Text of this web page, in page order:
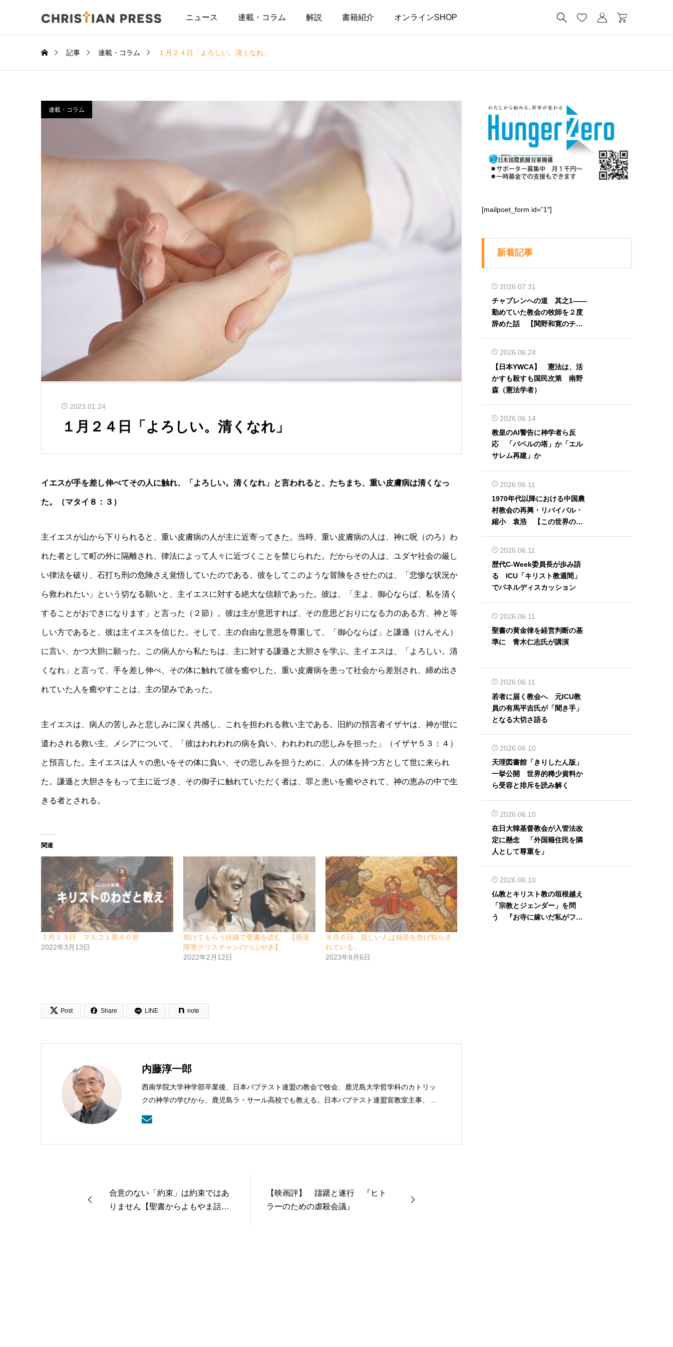
ニュース 連載・コラム 解説 書籍紹介 オンラインSHOP    
記事 連載・コラム １月２４日「よろしい。清くなれ」
連載・コラム
2023.01.24
１月２４日「よろしい。清くなれ」
イエスが手を差し伸べてその人に触れ、「よろしい。清くなれ」と言われると、たちまち、重い皮膚病は清くなっ
た。（マタイ８：３）
主イエスが山から下りられると、重い皮膚病の人が主に近寄ってきた。当時、重い皮膚病の人は、神に呪（のろ）わ
れた者として町の外に隔離され、律法によって人々に近づくことを禁じられた。だからその人は、ユダヤ社会の厳し
い律法を破り、石打ち刑の危険さえ覚悟していたのである。彼をしてこのような冒険をさせたのは、「悲惨な状況か
ら救われたい」という切なる願いと、主イエスに対する絶大な信頼であった。彼は、「主よ、御心ならば、私を清く
することがおできになります」と言った（２節）。彼は主が意思すれば、その意思どおりになる力のある方、神と等
しい方であると、彼は主イエスを信じた。そして、主の自由な意思を尊重して、「御心ならば」と謙遜（けんそん）
に言い、かつ大胆に願った。この病人から私たちは、主に対する謙遜と大胆さを学ぶ。主イエスは、「よろしい。清
くなれ」と言って、手を差し伸べ、その体に触れて彼を癒やした。重い皮膚病を患って社会から差別され、締め出さ
れていた人を癒やすことは、主の望みであった。
主イエスは、病人の苦しみと悲しみに深く共感し、これを担われる救い主である。旧約の預言者イザヤは、神が世に
遣わされる救い主、メシアについて、「彼はわれわれの病を負い、われわれの悲しみを担った」（イザヤ５３：４）
と預言した。主イエスは人々の患いをその体に負い、その悲しみを担うために、人の体を持つ方として世に来られ
た。謙遜と大胆さをもって主に近づき、その御子に触れていただく者は、罪と患いを癒やされて、神の恵みの中で生
きる者とされる。
関連
３月１３日 マルコ１章４０節
2022年3月13日
助けてもらう目線で聖書を読む 【発達
障害クリスチャンのつぶやき】
2022年2月12日
８月６日「貧しい人は福音を告げ知らさ
れている」
2023年8月6日
 Post  Share LINE note
内藤淳一郎
西南学院大学神学部卒業後、日本バプテスト連盟の教会で牧会、鹿児島大学哲学科のカトリッ
クの神学の学びから、鹿児島ラ・サール高校でも教える。日本バプテスト連盟宣教室主事、日
本バプテスト連盟常務理事を８年間務める。
合意のない「約束」は約束ではあ
りません【聖書からよもやま話３
【映画評】 躊躇と遂行 『ヒト
ラーのための虐殺会議』
[mailpoet_form id=”1″]
新着記事
2026.07.31
チャプレンへの道 其之1――
勤めていた教会の牧師を２度
辞めた話 【関野和寛のチャ
2026.06.24
【日本YWCA】 憲法は、活
かすも殺すも国民次第 南野
森（憲法学者）
2026.06.14
教皇のAI警告に神学者ら反
応 「バベルの塔」か「エル
サレム再建」か
2026.06.11
1970年代以降における中国農
村教会の再興・リバイバル・
縮小 袁浩 【この世界の片
2026.06.11
歴代C-Week委員長が歩み語
る ICU「キリスト教週間」
でパネルディスカッション
2026.06.11
聖書の黄金律を経営判断の基
準に 青木仁志氏が講演
2026.06.11
若者に届く教会へ 元ICU教
員の有馬平吉氏が「聞き手」
となる大切さ語る
2026.06.10
天理図書館「きりしたん版」
一挙公開 世界的稀少資料か
ら受容と排斥を読み解く
2026.06.10
在日大韓基督教会が入管法改
定に懸念 「外国籍住民を隣
人として尊重を」
2026.06.10
仏教とキリスト教の垣根越え
「宗教とジェンダー」を問
う 『お寺に嫁いだ私がフェ